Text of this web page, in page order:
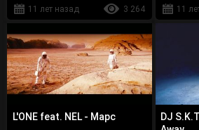
11 лет назад
3 264
11
L'ONE feat. NEL - Марс
DJ